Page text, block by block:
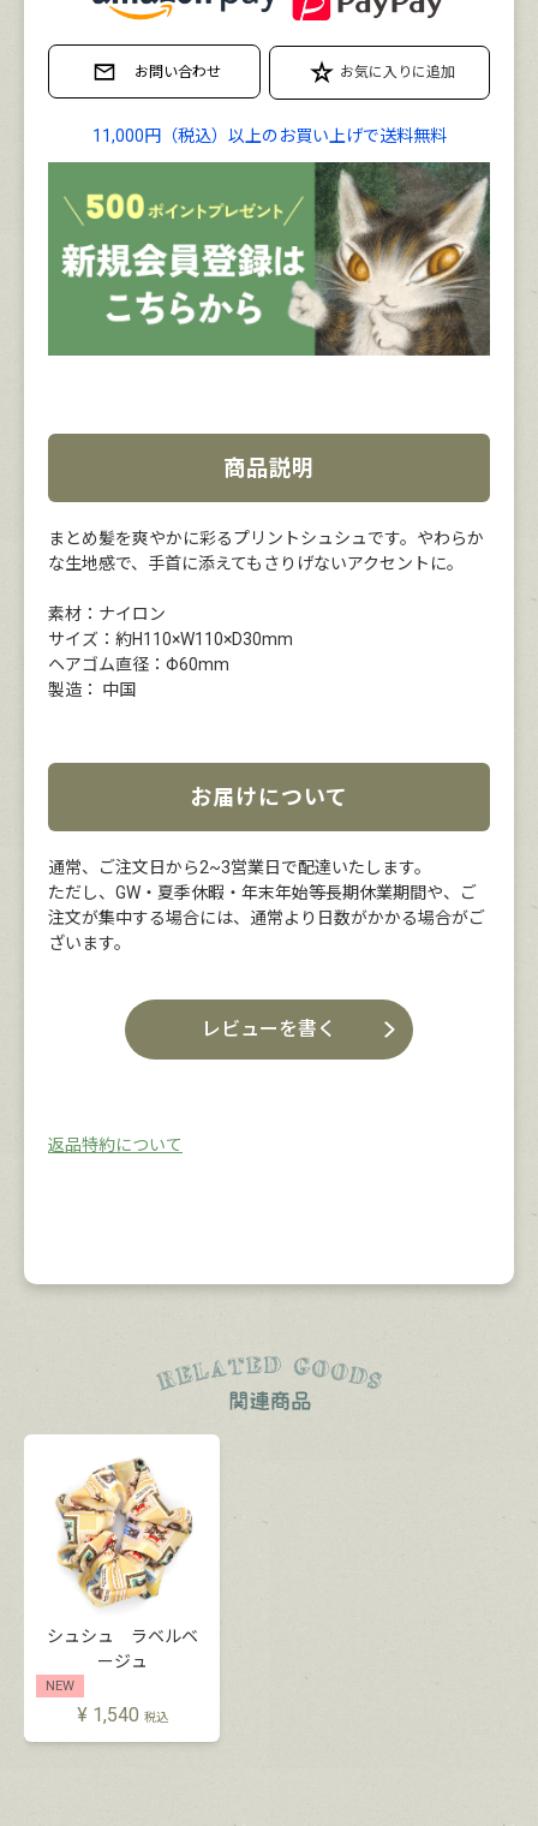
11,000円（税込）以上のお買い上げで送料無料
商品説明
まとめ髪を爽やかに彩るプリントシュシュです。やわらか
な生地感で、手首に添えてもさりげないアクセントに。
素材：ナイロン
サイズ：約H110×W110×D30mm
ヘアゴム直径：Φ60mm
製造： 中国
お届けについて
通常、ご注文日から2~3営業日で配達いたします。
ただし、GW・夏季休暇・年末年始等長期休業期間や、ご
注文が集中する場合には、通常より日数がかかる場合がご
ざいます。
レビューを書く
返品特約について
シュシュ ラベルベ
ージュ
NEW
¥ 1,540 税込